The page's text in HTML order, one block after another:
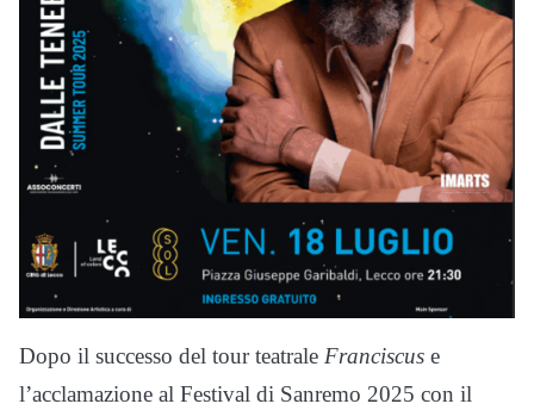
Dopo il successo del tour teatrale Franciscus e
l’acclamazione al Festival di Sanremo 2025 con il